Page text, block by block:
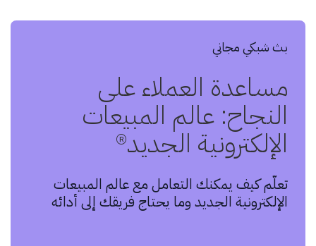
بث شبكي مجاني
مساعدة العملاء على
النجاح: عالم المبيعات
الإلكترونية الجديد®
تعلّم كيف يمكنك التعامل مع عالم المبيعات
الإلكترونية الجديد وما يحتاج فريقك إلى أدائه